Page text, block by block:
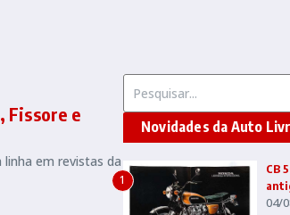
Fissore e
em revistas da
Novidades da Auto
1
CB
04/